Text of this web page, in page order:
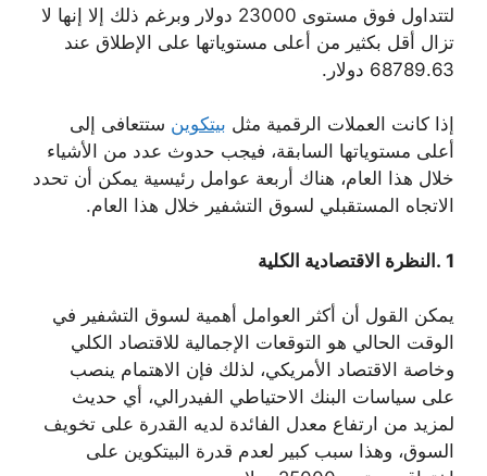
لتتداول فوق مستوى 23000 دولار وبرغم ذلك إلا إنها لا
تزال أقل بكثير من أعلى مستوياتها على الإطلاق عند
68789.63 دولار.
إذا كانت العملات الرقمية مثل بيتكوين ستتعافى إلى
أعلى مستوياتها السابقة، فيجب حدوث عدد من الأشياء
خلال هذا العام، هناك أربعة عوامل رئيسية يمكن أن تحدد
الاتجاه المستقبلي لسوق التشفير خلال هذا العام.
1 .النظرة الاقتصادية الكلية
يمكن القول أن أكثر العوامل أهمية لسوق التشفير في
الوقت الحالي هو التوقعات الإجمالية للاقتصاد الكلي
وخاصة الاقتصاد الأمريكي، لذلك فإن الاهتمام ينصب
على سياسات البنك الاحتياطي الفيدرالي، أي حديث
لمزيد من ارتفاع معدل الفائدة لديه القدرة على تخويف
السوق، وهذا سبب كبير لعدم قدرة البيتكوين على